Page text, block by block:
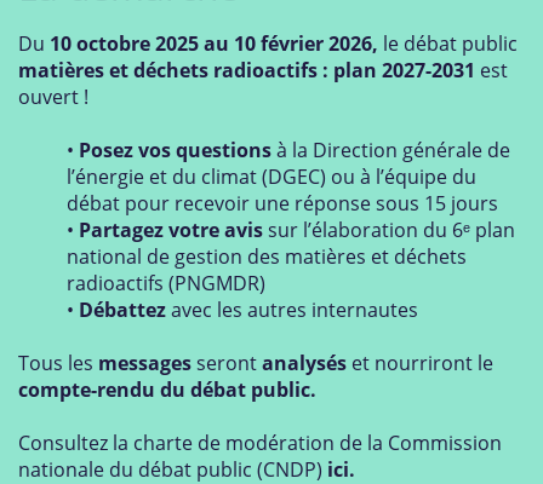
Du 10 octobre 2025 au 10 février 2026, le débat public
matières et déchets radioactifs : plan 2027-2031 est
ouvert !
• Posez vos questionsà la Direction générale de
l’énergie et du climat (DGEC) ou à l’équipe du
débat pour recevoir une réponse sous 15 jours
• Partagez votre avissur l’élaboration du 6ᵉ plan
national de gestion des matières et déchets
radioactifs (PNGMDR)
• Débattezavec les autres internautes
Tous les messagesserontanalysés et nourriront le
compte-rendu du débat public.
Consultez la charte de modération de la Commission
nationale du débat public (CNDP) ici.